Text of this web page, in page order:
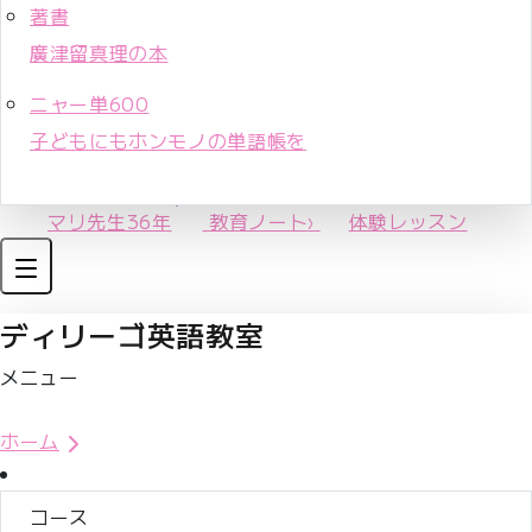
著書
廣津留真理の本
ニャー単600
子どもにもホンモノの単語帳を
マリ先生36年 教育ノート› 体験レッスン
ディリーゴ英語教室
メニュー
ホーム
コース